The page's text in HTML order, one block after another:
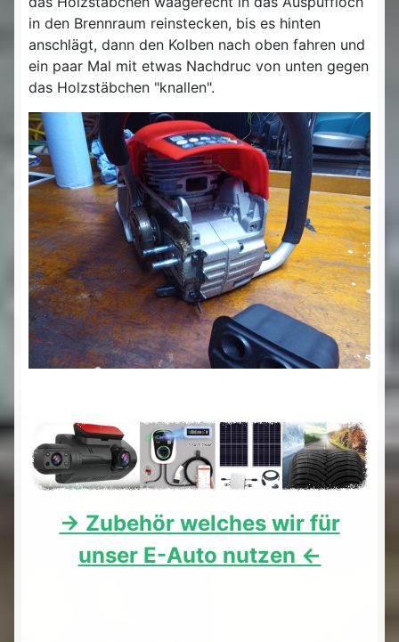
in den Brennraum reinstecken, bis es hinten
anschlägt, dann den Kolben nach oben fahren und
ein paar Mal mit etwas Nachdruc von unten gegen
das Holzstäbchen "knallen".
-> Zubehör welches wir für
unser E-Auto nutzen <-